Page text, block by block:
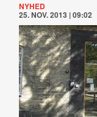
NYHED
25. NOV. 2013 | 09:02